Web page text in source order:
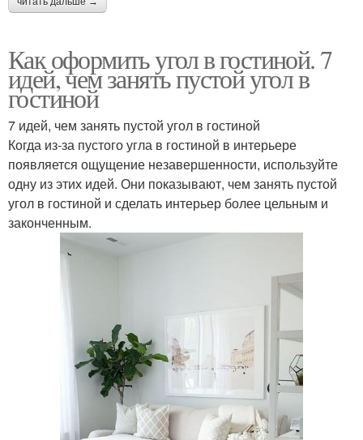
Как оформить угол в гостиной. 7
идей, чем занять пустой угол в
гостиной
7 идей, чем занять пустой угол в гостиной
Когда из-за пустого угла в гостиной в интерьере
появляется ощущение незавершенности, используйте
одну из этих идей. Они показывают, чем занять пустой
угол в гостиной и сделать интерьер более цельным и
законченным.